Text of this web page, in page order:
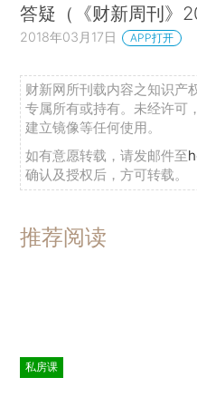
答疑（《财新周刊》
2018年03月17日 APP打开
财新网所刊载内容之知识产
专属所有或持有。未经许可
建立镜像等任何使用。
如有意愿转载，请发邮件至
确认及授权后，方可转载。
推荐阅读
私房课